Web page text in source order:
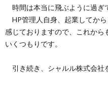
時間は本当に飛ぶように過ぎ
HP管理人自身、起業してか
感じておりますので、これから
いくつもりです。
引き続き、シャルル株式会社